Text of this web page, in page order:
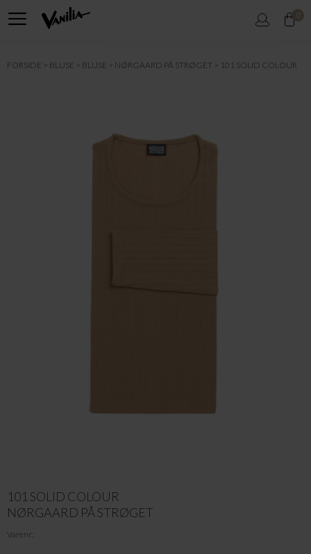
0
FORSIDE BLUSE BLUSE NØRGAARD PÅ STRØGET 101 SOLID COLOUR
101 SOLID COLOUR
NØRGAARD PÅ STRØGET
Varenr.